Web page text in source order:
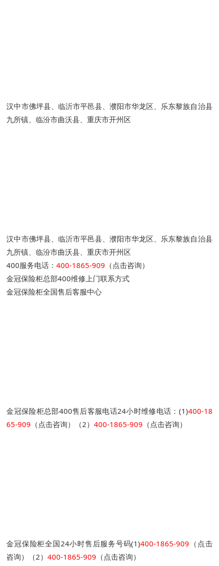
汉中市佛坪县、临沂市平邑县、濮阳市华龙区、乐东黎族自治县
九所镇、临汾市曲沃县、重庆市开州区
汉中市佛坪县、临沂市平邑县、濮阳市华龙区、乐东黎族自治县
九所镇、临汾市曲沃县、重庆市开州区
400服务电话：400-1865-909 （点击咨询）
金冠保险柜总部400维修上门联系方式
金冠保险柜全国售后客服中心
金冠保险柜总部400售后客服电话24小时维修电话：(1)400-18
65-909 （点击咨询）（2）400-1865-909 （点击咨询）
金冠保险柜全国24小时售后服务号码(1)400-1865-909 （点击
咨询）（2）400-1865-909 （点击咨询）